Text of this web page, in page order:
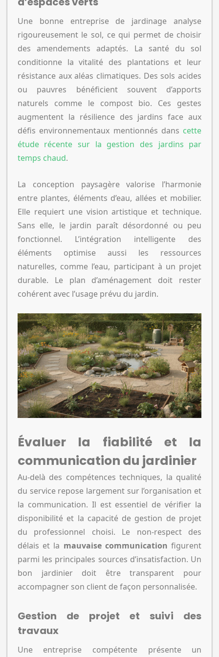
Une bonne entreprise de jardinage analyse
rigoureusement le sol, ce qui permet de choisir
des amendements adaptés. La santé du sol
conditionne la vitalité des plantations et leur
résistance aux aléas climatiques. Des sols acides
ou pauvres bénéficient souvent d’apports
naturels comme le compost bio. Ces gestes
augmentent la résilience des jardins face aux
défis environnementaux mentionnés dans cette
étude récente sur la gestion des jardins par
temps chaud.
La conception paysagère valorise l’harmonie
entre plantes, éléments d’eau, allées et mobilier.
Elle requiert une vision artistique et technique.
Sans elle, le jardin paraît désordonné ou peu
fonctionnel. L’intégration intelligente des
éléments optimise aussi les ressources
naturelles, comme l’eau, participant à un projet
durable. Le plan d’aménagement doit rester
cohérent avec l’usage prévu du jardin.
Évaluer la fiabilité et la
communication du jardinier
Au-delà des compétences techniques, la qualité
du service repose largement sur l’organisation et
la communication. Il est essentiel de vérifier la
disponibilité et la capacité de gestion de projet
du professionnel choisi. Le non-respect des
délais et la mauvaise communication figurent
parmi les principales sources d’insatisfaction. Un
bon jardinier doit être transparent pour
accompagner son client de façon personnalisée.
Gestion de projet et suivi des
travaux
Une entreprise compétente présente un